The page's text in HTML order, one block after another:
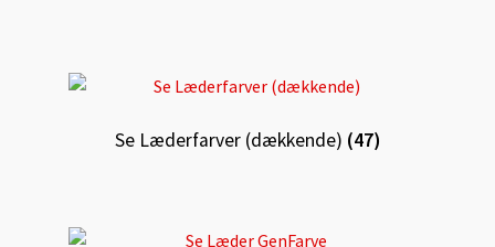
Se Læderfarver (dækkende) (47)